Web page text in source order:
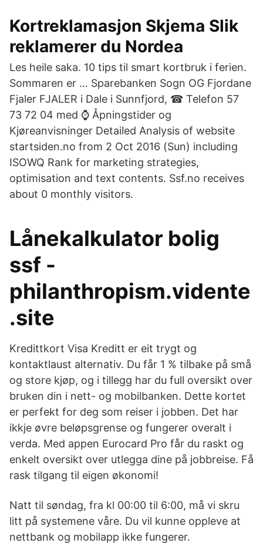
Kortreklamasjon Skjema Slik
reklamerer du Nordea
Les heile saka. 10 tips til smart kortbruk i ferien.
Sommaren er … Sparebanken Sogn OG Fjordane
Fjaler FJALER i Dale i Sunnfjord, ☎ Telefon 57
73 72 04 med ⌚ Åpningstider og
Kjøreanvisninger Detailed Analysis of website
startsiden.no from 2 Oct 2016 (Sun) including
ISOWQ Rank for marketing strategies,
optimisation and text contents. Ssf.no receives
about 0 monthly visitors.
Lånekalkulator bolig
ssf -
philanthropism.vidente
.site
Kredittkort Visa Kreditt er eit trygt og
kontaktlaust alternativ. Du får 1 % tilbake på små
og store kjøp, og i tillegg har du full oversikt over
bruken din i nett- og mobilbanken. Dette kortet
er perfekt for deg som reiser i jobben. Det har
ikkje øvre beløpsgrense og fungerer overalt i
verda. Med appen Eurocard Pro får du raskt og
enkelt oversikt over utlegga dine på jobbreise. ‎Få
rask tilgang til eigen økonomi!
Natt til søndag, fra kl 00:00 til 6:00, må vi skru
litt på systemene våre. Du vil kunne oppleve at
nettbank og mobilapp ikke fungerer.